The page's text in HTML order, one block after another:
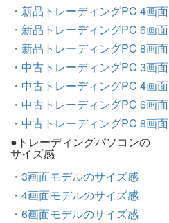
・新品トレーディングPC 4画面
・新品トレーディングPC 6画面
・新品トレーディングPC 8画面
・中古トレーディングPC 3画面
・中古トレーディングPC 4画面
・中古トレーディングPC 6画面
・中古トレーディングPC 8画面
●トレーディングパソコンの
サイズ感
・3画面モデルのサイズ感
・4画面モデルのサイズ感
・6画面モデルのサイズ感